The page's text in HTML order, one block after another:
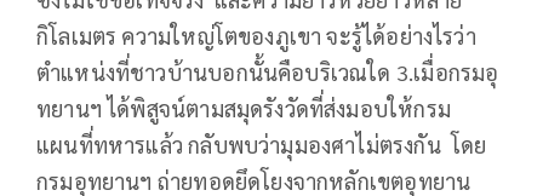
กิโลเมตร ความใหญ่โตของภูเขา จะรู้ได้อย่างไรว่า
ตำแหน่งที่ชาวบ้านบอกนั้นคือบริเวณใด 3.เมื่อกรมอุ
ทยานฯ ได้พิสูจน์ตามสมุดรังวัดที่ส่งมอบให้กรม
แผนที่ทหารแล้ว กลับพบว่ามุมองศาไม่ตรงกัน โดย
กรมอุทยานฯ ถ่ายทอดยึดโยงจากหลักเขตอุทยาน